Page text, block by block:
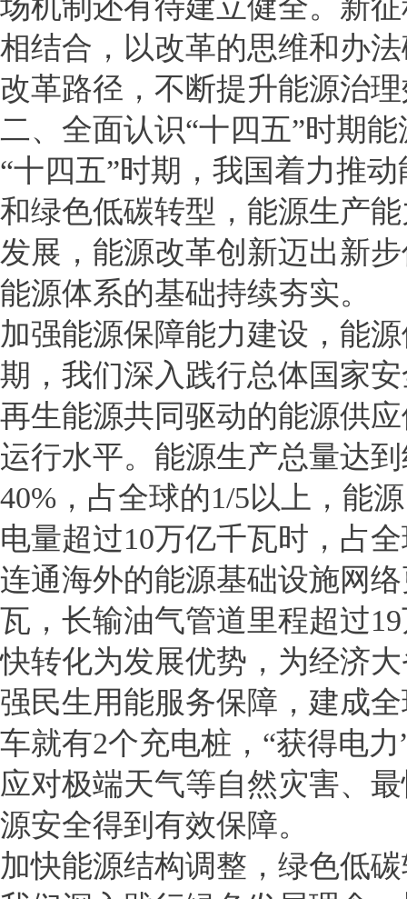
场机制还有待建立健全。新
相结合，以改革的思维和办
改革路径，不断提升能源治
二、全面认识“十四五”时期
“十四五”时期，我国着力推
和绿色低碳转型，能源生产
发展，能源改革创新迈出新
能源体系的基础持续夯实。
加强能源保障能力建设，能
期，我们深入践行总体国家
再生能源共同驱动的能源供
运行水平。能源生产总量达
40%，占全球的1/5以上，能
电量超过10万亿千瓦时，占
连通海外的能源基础设施网
瓦，长输油气管道里程超过
快转化为发展优势，为经济
强民生用能服务保障，建成
车就有2个充电桩，“获得电
应对极端天气等自然灾害、
源安全得到有效保障。
加快能源结构调整，绿色低